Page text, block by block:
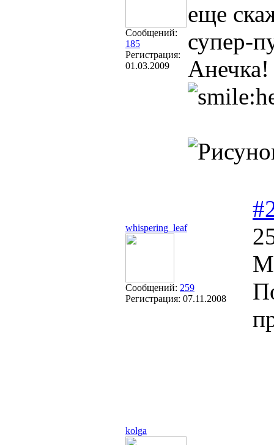
Сообщений:
185
Регистрация:
01.03.2009
еще
супер-
Анечка!
whispering_leaf
Сообщений: 259
Регистрация: 07.11.2008
kolga